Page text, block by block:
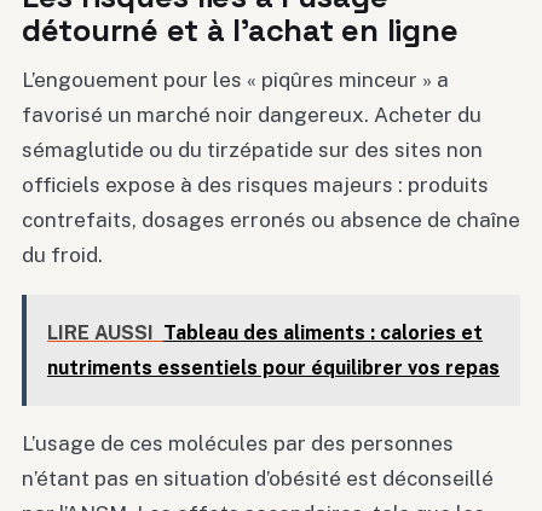
détourné et à l’achat en ligne
L’engouement pour les « piqûres minceur » a
favorisé un marché noir dangereux. Acheter du
sémaglutide ou du tirzépatide sur des sites non
officiels expose à des risques majeurs : produits
contrefaits, dosages erronés ou absence de chaîne
du froid.
LIRE AUSSI
Tableau des aliments : calories et
nutriments essentiels pour équilibrer vos repas
L’usage de ces molécules par des personnes
n’étant pas en situation d’obésité est déconseillé